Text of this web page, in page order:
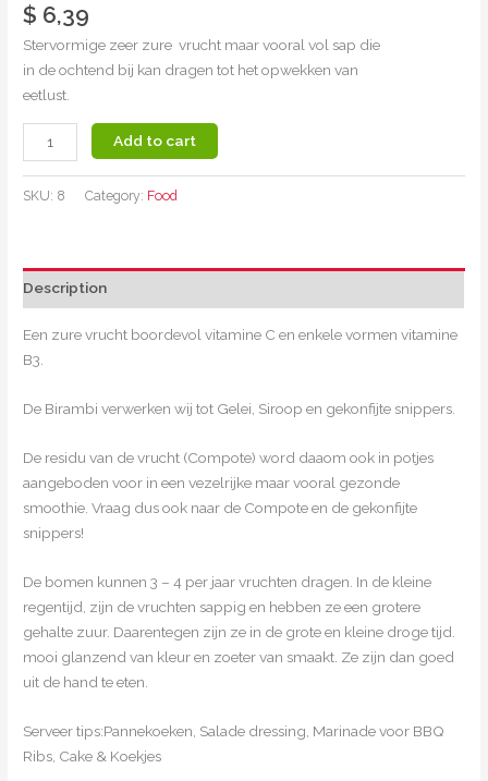
$ 6,39
Stervormige zeer zure vrucht maar vooral vol sap die
in de ochtend bij kan dragen tot het opwekken van
eetlust.
Add to cart
SKU: 8 Category: Food
Description
Een zure vrucht boordevol vitamine C en enkele vormen vitamine
B3.
De Birambi verwerken wij tot Gelei, Siroop en gekonfijte snippers.
De residu van de vrucht (Compote) word daaom ook in potjes
aangeboden voor in een vezelrijke maar vooral gezonde
smoothie. Vraag dus ook naar de Compote en de gekonfijte
snippers!
De bomen kunnen 3 – 4 per jaar vruchten dragen. In de kleine
regentijd, zijn de vruchten sappig en hebben ze een grotere
gehalte zuur. Daarentegen zijn ze in de grote en kleine droge tijd.
mooi glanzend van kleur en zoeter van smaakt. Ze zijn dan goed
uit de hand te eten.
Serveer tips:Pannekoeken, Salade dressing, Marinade voor BBQ
Ribs, Cake & Koekjes